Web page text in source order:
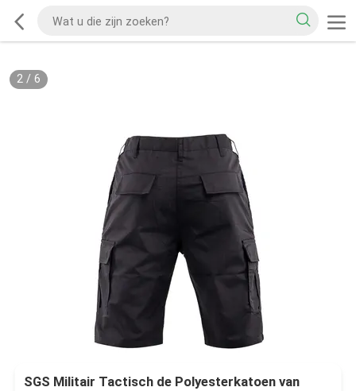
2/ 6
SGS Militair Tactisch de Polyesterkatoen van